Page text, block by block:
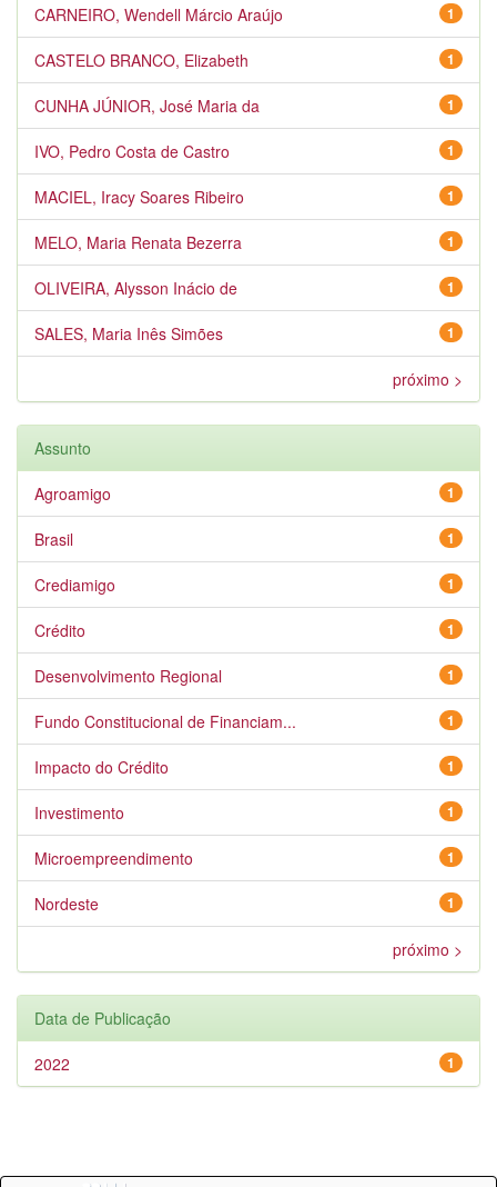
1
CARNEIRO, Wendell Márcio Araújo
1
CASTELO BRANCO, Elizabeth
1
CUNHA JÚNIOR, José Maria da
1
IVO, Pedro Costa de Castro
1
MACIEL, Iracy Soares Ribeiro
1
MELO, Maria Renata Bezerra
1
OLIVEIRA, Alysson Inácio de
1
SALES, Maria Inês Simões
próximo >
Assunto
1
Agroamigo
1
Brasil
1
Crediamigo
1
Crédito
1
Desenvolvimento Regional
1
Fundo Constitucional de Financiam...
1
Impacto do Crédito
1
Investimento
1
Microempreendimento
1
Nordeste
próximo >
Data de Publicação
1
2022